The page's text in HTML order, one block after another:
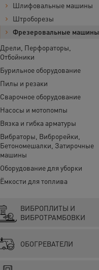
Шлифовальные машины
Штроборезы
Фрезеровальные машины
Дрели, Перфораторы,
Отбойники
Бурильное оборудование
Пилы и резаки
Сварочное оборудование
Насосы и мотопомпы
Вязка и гибка арматуры
Вибраторы, Виброрейки,
Бетономешалки, Затирочные
машины
Оборудование для уборки
Ёмкости для топлива
ВИБРОПЛИТЫ И
ВИБРОТРАМБОВКИ
ОБОГРЕВАТЕЛИ